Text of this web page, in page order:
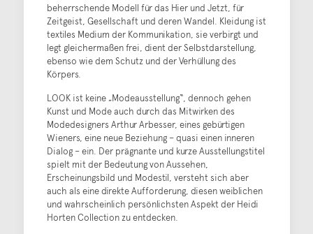
beherrschende Modell für das Hier und Jetzt, für
Zeitgeist, Gesellschaft und deren Wandel. Kleidung ist
textiles Medium der Kommunikation, sie verbirgt und
legt gleichermaßen frei, dient der Selbstdarstellung,
ebenso wie dem Schutz und der Verhüllung des
Körpers.
LOOK ist keine „Modeausstellung“, dennoch gehen
Kunst und Mode auch durch das Mitwirken des
Modedesigners Arthur Arbesser, eines gebürtigen
Wieners, eine neue Beziehung – quasi einen inneren
Dialog – ein. Der prägnante und kurze Ausstellungstitel
spielt mit der Bedeutung von Aussehen,
Erscheinungsbild und Modestil, versteht sich aber
auch als eine direkte Aufforderung, diesen weiblichen
und wahrscheinlich persönlichsten Aspekt der Heidi
Horten Collection zu entdecken.